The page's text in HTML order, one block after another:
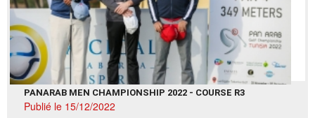
PANARAB MEN CHAMPIONSHIP 2022 - COURSE R3
Publié le 15/12/2022